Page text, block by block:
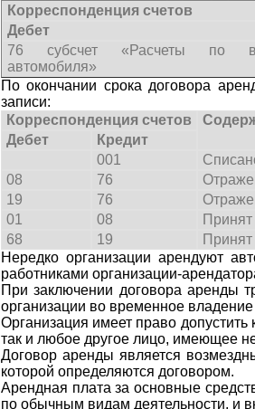
Корреспонденция счетов
Дебет
76 субсчет «Расчеты по
автомобиля»
По окончании срока договора
записи:
Корреспонденция счетов
Дебет
Кредит
001
08
76
19
76
01
08
68
19
Нередко организации арендуют
работниками организации-
При заключении договора аренды
организации во временное
Организация имеет право
так и любое другое лицо, имеющее
Договор аренды является
которой определяются договором.
Арендная плата за основные
по обычным видам деятельности, и